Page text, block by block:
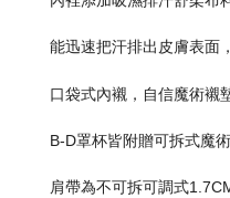
能迅速把汗排出皮膚表面
口袋式內襯，自信魔術襯
B-D罩杯皆附贈可拆式魔
肩帶為不可拆可調式